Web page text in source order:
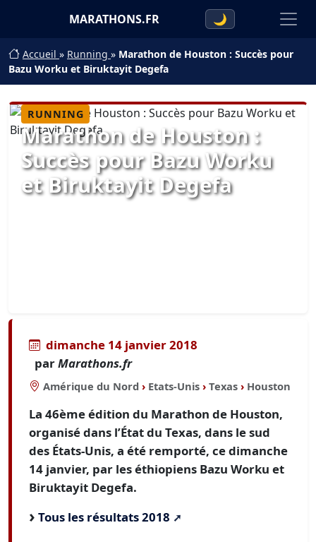
MARATHONS.FR 🌙
Accueil » Running » Marathon de Houston : Succès pour
Bazu Worku et Biruktayit Degefa
RUNNING
Marathon de Houston :
Succès pour Bazu Worku
et Biruktayit Degefa
dimanche 14 janvier 2018
parMarathons.fr
Amérique du Nord › Etats-Unis › Texas › Houston
La 46ème édition du Marathon de Houston,
organisé dans l’État du Texas, dans le sud
des États-Unis, a été remporté, ce dimanche
14 janvier, par les éthiopiens Bazu Worku et
Biruktayit Degefa.
Tous les résultats 2018